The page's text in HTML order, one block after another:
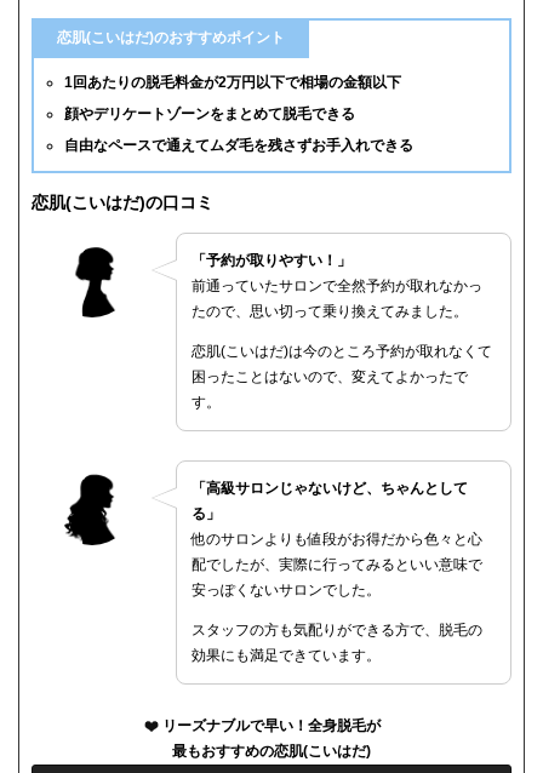
恋肌(こいはだ)のおすすめポイント
1回あたりの脱毛料金が2万円以下で相場の金額以下
顔やデリケートゾーンをまとめて脱毛できる
自由なペースで通えてムダ毛を残さずお手入れできる
恋肌(こいはだ)の口コミ
「予約が取りやすい！」
前通っていたサロンで全然予約が取れなかっ
たので、思い切って乗り換えてみました。
恋肌(こいはだ)は今のところ予約が取れなくて
困ったことはないので、変えてよかったで
す。
「高級サロンじゃないけど、ちゃんとして
る」
他のサロンよりも値段がお得だから色々と心
配でしたが、実際に行ってみるといい意味で
安っぽくないサロンでした。
スタッフの方も気配りができる方で、脱毛の
効果にも満足できています。
リーズナブルで早い！全身脱毛が
最もおすすめの恋肌(こいはだ)